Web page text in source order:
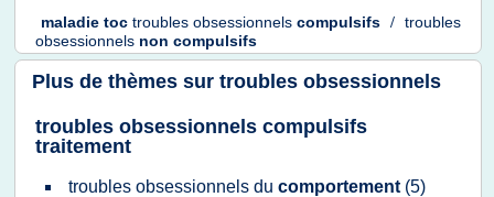
maladie toc troubles obsessionnels compulsifs / troubles
obsessionnels non compulsifs
Plus de thèmes sur troubles obsessionnels
troubles obsessionnels compulsifs
traitement
troubles obsessionnels du comportement (5)